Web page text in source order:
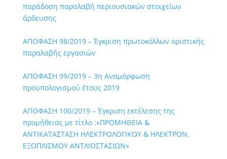
παράδοση παραλαβή περιουσιακών στοιχείων
άρδευσης
ΑΠΟΦΑΣΗ 98/2019 – Έγκριση πρωτοκόλλων οριστικής
παραλαβής εργασιών
ΑΠΟΦΑΣΗ 99/2019 – 3η Αναμόρφωση
προϋπολογισμού έτους 2019
ΑΠΟΦΑΣΗ 100/2019 – Έγκριση εκτέλεσης της
προμήθειας με τίτλο :«ΠΡΟΜΗΘΕΙΑ &
ΑΝΤΙΚΑΤΑΣΤΑΣΗ ΗΛΕΚΤΡΟΛΟΓΙΚΟΥ & ΗΛΕΚΤΡΟΝ.
ΕΞΟΠΛΙΣΜΟΥ ΑΝΤΛΙΟΣΤΑΣΙΩΝ»